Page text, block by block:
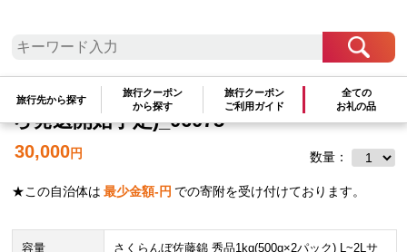
旅行先から探す
旅行クーポン
から探す
旅行クーポン
ご利用ガイド
全ての
お礼の品
北海道地方 北海道
さくらんぼ佐藤錦 秀品 1kg(500g×2パッ
ク) L~2Lサイズ 手詰め (2026年7月中旬か
ら発送開始予定)_06075
30,000円 数量：
★この自治体は 最少金額-円 での寄附を受け付けております。
容量
さくらんぼ佐藤錦 秀品1kg(500g×2パック) L~2Lサ